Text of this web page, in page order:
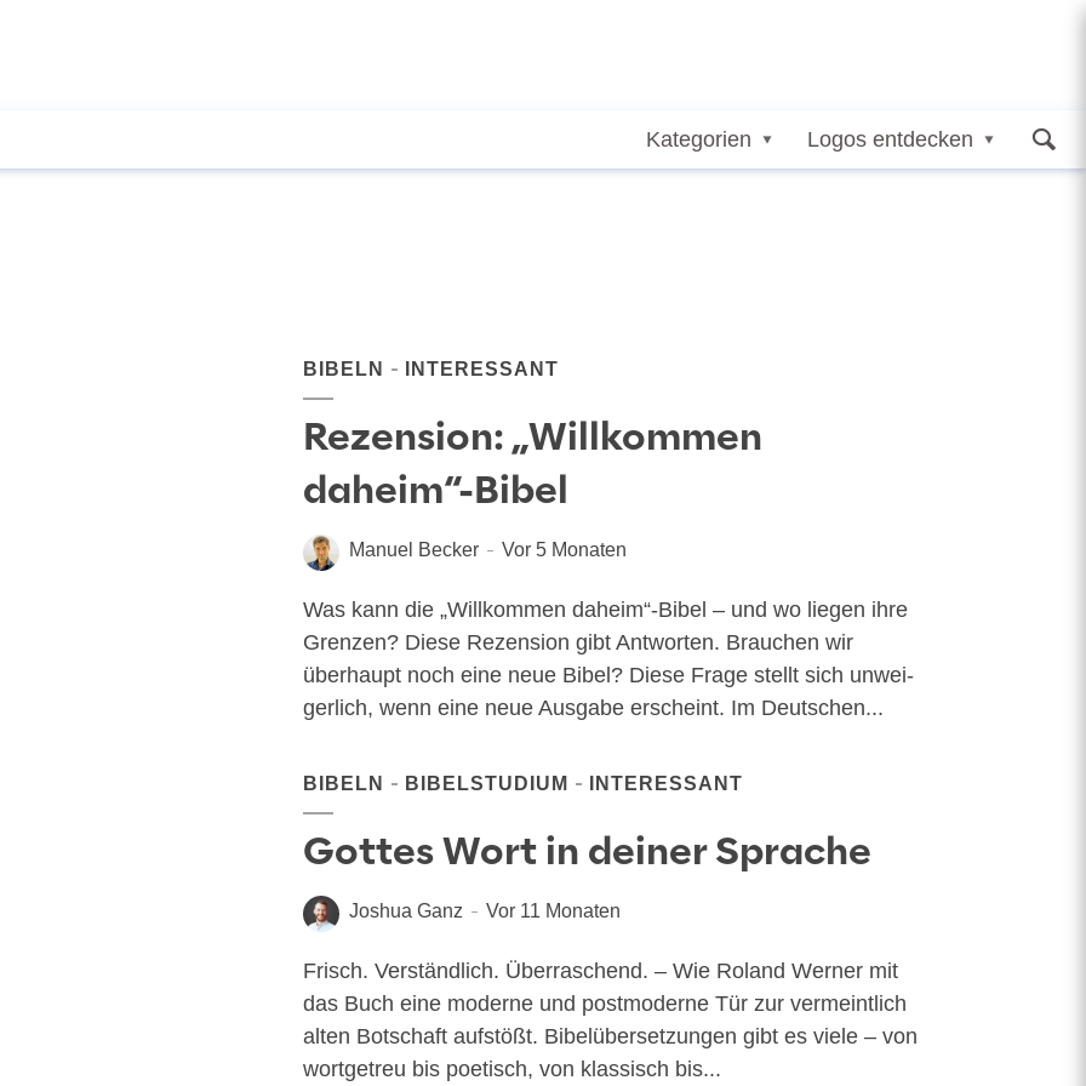
Kategorien Logos entdecken
BIBELN INTERESSANT
Rezension: „Willkommen
daheim“-Bibel
Manuel Becker Vor 5 Monaten
Was kann die „Will­kom­men daheim“-Bibel – und wo lie­gen ihre
Gren­zen? Die­se Rezen­si­on gibt Antworten. Brauchen wir
überhaupt noch eine neue Bibel? Die­se Fra­ge stellt sich unwei­
ger­lich, wenn eine neue Aus­ga­be erscheint. Im Deut­schen...
BIBELN BIBELSTUDIUM INTERESSANT
Gottes Wort in deiner Sprache
Joshua Ganz Vor 11 Monaten
Frisch. Ver­ständ­lich. Über­ra­schend. – Wie Roland Wer­ner mit
das Buch eine moder­ne und post­mo­der­ne Tür zur ver­meint­lich
alten Bot­schaft aufstößt. Bibel­über­set­zun­gen gibt es vie­le – von
wort­ge­treu bis poe­tisch, von klas­sisch bis...